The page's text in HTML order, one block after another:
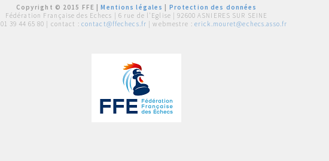
Copyright © 2015 FFE |Mentions légales
Protection des données
Fédération Française des Echecs | 6 rue de l'Eglise | 92600 ASNIERES SUR SEINE
01 39 44 65 80 | contact : contact@ffechecs.fr | webmestre : erick.mouret@echecs.asso.fr